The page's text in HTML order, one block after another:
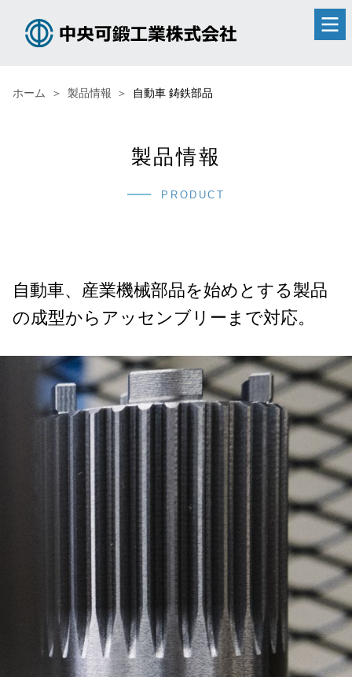
ホーム 製品情報 自動車 鋳鉄部品
製品情報
PRODUCT
自動車、産業機械部品を始めとする製品
の成型からアッセンブリーまで対応。